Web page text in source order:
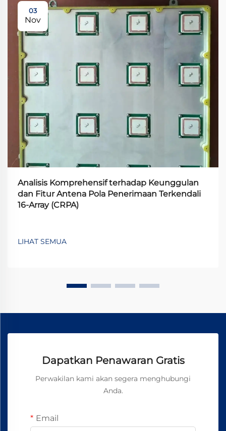
03
Nov
Analisis Komprehensif terhadap Keunggulan
dan Fitur Antena Pola Penerimaan Terkendali
16-Array (CRPA)
LIHAT SEMUA
Dapatkan Penawaran Gratis
Perwakilan kami akan segera menghubungi
Anda.
Email